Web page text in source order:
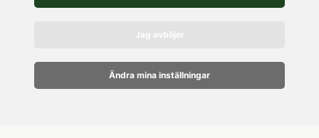
Jag avböjer
Ändra mina inställningar